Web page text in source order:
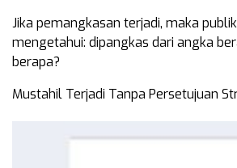
Jika pemangkasan terjadi, maka
mengetahui: dipangkas dari angka
berapa?
Mustahil Terjadi Tanpa Persetujuan